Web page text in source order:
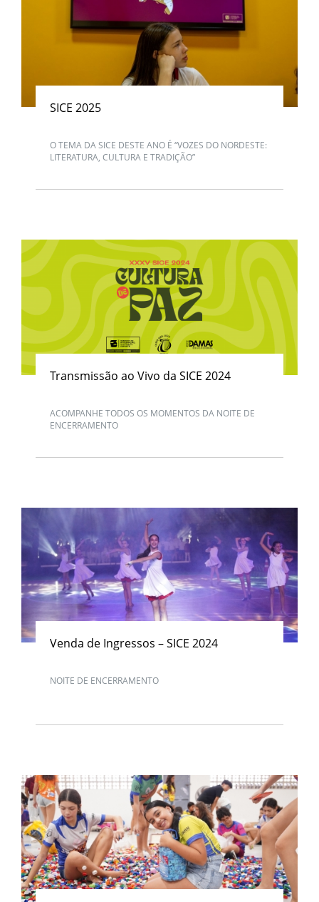
SICE 2025
O TEMA DA SICE DESTE ANO É “VOZES DO NORDESTE:
LITERATURA, CULTURA E TRADIÇÃO”
Transmissão ao Vivo da SICE 2024
ACOMPANHE TODOS OS MOMENTOS DA NOITE DE
ENCERRAMENTO
Venda de Ingressos – SICE 2024
NOITE DE ENCERRAMENTO